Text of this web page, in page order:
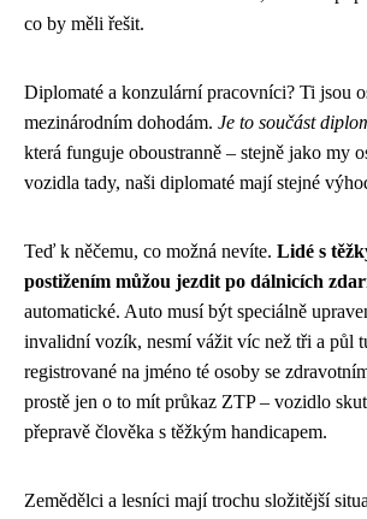
co by měli řešit.
Diplomaté a konzulární pracovníci? Ti jsou
mezinárodním dohodám. Je to součást
která funguje oboustranně – stejně jako my
vozidla tady, naši diplomaté mají stejné
Teď k něčemu, co možná nevíte. Lidé s
postižením můžou jezdit po dálnicích
automatické. Auto musí být speciálně
invalidní vozík, nesmí vážit víc než tři a půl
registrované na jméno té osoby se
prostě jen o to mít průkaz ZTP – vozidlo
přepravě člověka s těžkým handicapem.
Zemědělci a lesníci mají trochu složitější